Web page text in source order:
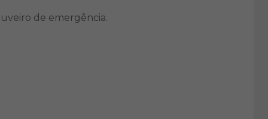
de emergência.